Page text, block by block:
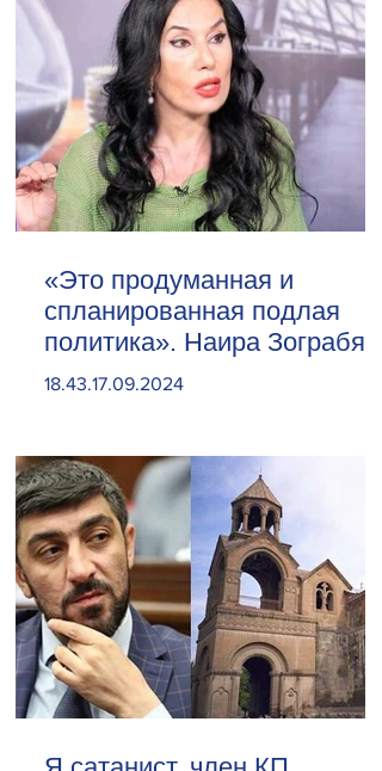
«Это продуманная и
спланированная подлая
политика». Наира Зограбян
18.43.17.09.2024